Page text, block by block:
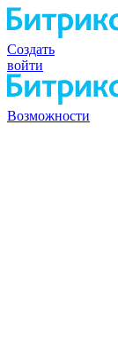
Создать
войти
Возможности